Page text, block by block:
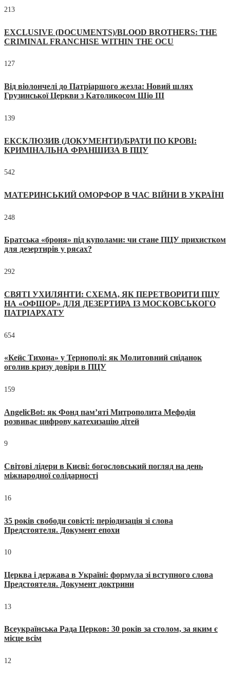
213
EXCLUSIVE (DOCUMENTS)/BLOOD BROTHERS: THE
CRIMINAL FRANCHISE WITHIN THE OCU
127
Від віолончелі до Патріаршого жезла: Новий шлях
Грузинської Церкви з Католикосом Шіо III
139
ЕКСКЛЮЗИВ (ДОКУМЕНТИ)/БРАТИ ПО КРОВІ:
КРИМІНАЛЬНА ФРАНШИЗА В ПЦУ
542
МАТЕРИНСЬКИЙ ОМОРФОР В ЧАС ВІЙНИ В УКРАЇНІ
248
Братська «броня» під куполами: чи стане ПЦУ прихистком
для дезертирів у рясах?
292
СВЯТІ УХИЛЯНТИ: СХЕМА, ЯК ПЕРЕТВОРИТИ ПЦУ
НА «ОФШОР» ДЛЯ ДЕЗЕРТИРА ІЗ МОСКОВСЬКОГО
ПАТРІАРХАТУ
654
«Кейс Тихона» у Тернополі: як Молитовний сніданок
оголив кризу довіри в ПЦУ
159
AngelicBot: як Фонд пам’яті Митрополита Мефодія
розвиває цифрову катехизацію дітей
9
Світові лідери в Києві: богословський погляд на день
міжнародної солідарності
16
35 років свободи совісті: періодизація зі слова
Предстоятеля. Документ епохи
10
Церква і держава в Україні: формула зі вступного слова
Предстоятеля. Документ доктрини
13
Всеукраїнська Рада Церков: 30 років за столом, за яким є
місце всім
12